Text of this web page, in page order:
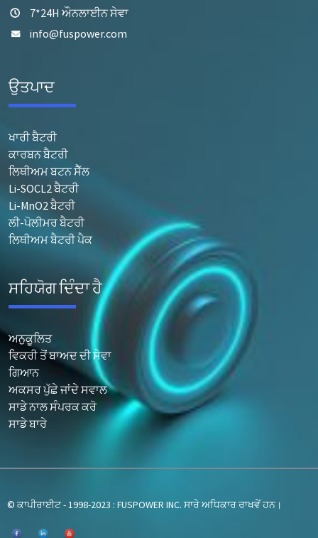
7*24H ਔਨਲਾਈਨ ਸੇਵਾ
info@fuspower.com
ਉਤਪਾਦ
ਖਾਰੀ ਬੈਟਰੀ
ਕਾਰਬਨ ਬੈਟਰੀ
ਲਿਥੀਅਮ ਬਟਨ ਸੈੱਲ
Li-SOCL2 ਬੈਟਰੀ
Li-MnO2 ਬੈਟਰੀ
ਲੀ-ਪੋਲੀਮਰ ਬੈਟਰੀ
ਲਿਥੀਅਮ ਬੈਟਰੀ ਪੈਕ
ਸਹਿਯੋਗ ਦਿੰਦਾ ਹੈ
ਅਨੁਕੂਲਿਤ
ਵਿਕਰੀ ਤੋਂ ਬਾਅਦ ਦੀ ਸੇਵਾ
ਗਿਆਨ
ਅਕਸਰ ਪੁੱਛੇ ਜਾਂਦੇ ਸਵਾਲ
ਸਾਡੇ ਨਾਲ ਸੰਪਰਕ ਕਰੋ
ਸਾਡੇ ਬਾਰੇ
© ਕਾਪੀਰਾਈਟ - 1998-2023 : FUSPOWER INC. ਸਾਰੇ ਅਧਿਕਾਰ ਰਾਖਵੇਂ ਹਨ।